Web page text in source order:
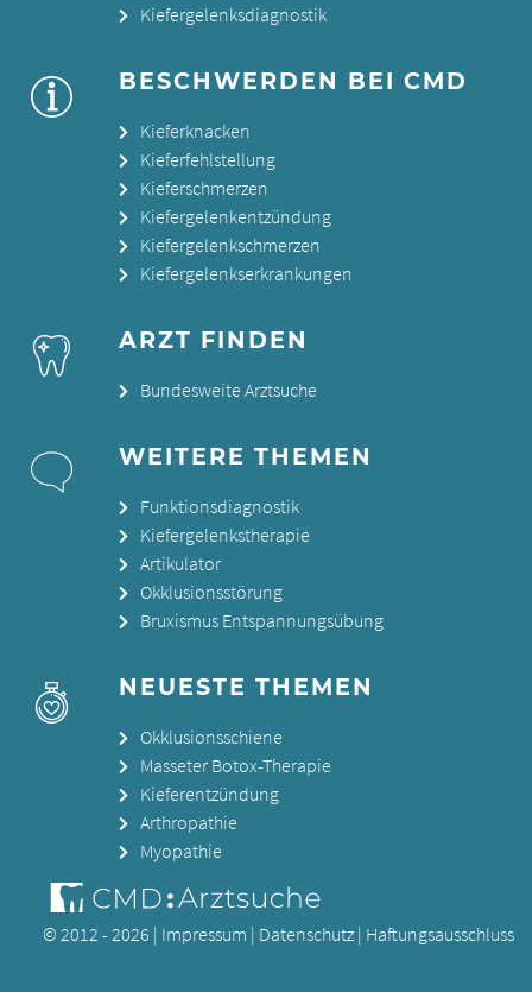
Kiefergelenksdiagnostik
BESCHWERDEN BEI CMD
Kieferknacken
Kieferfehlstellung
Kieferschmerzen
Kiefergelenkentzündung
Kiefergelenkschmerzen
Kiefergelenkserkrankungen
ARZT FINDEN
Bundesweite Arztsuche
WEITERE THEMEN
Funktionsdiagnostik
Kiefergelenkstherapie
Artikulator
Okklusionsstörung
Bruxismus Entspannungsübung
NEUESTE THEMEN
Okklusionsschiene
Masseter Botox-Therapie
Kieferentzündung
Arthropathie
Myopathie
© 2012 - 2026 | Impressum | Datenschutz | Haftungsausschluss